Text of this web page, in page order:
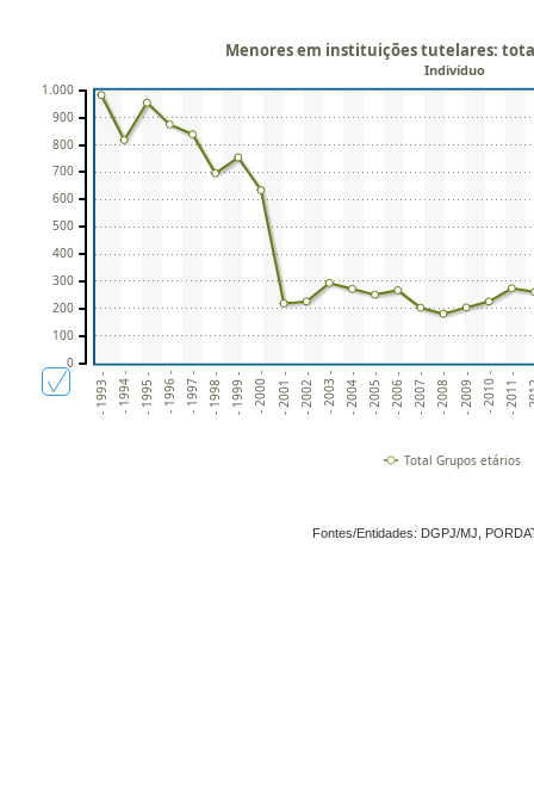
- 1993 - - 1994 - - 1995 - - 1996 - - 1997 - - 1998 - - 1999 - - 2000 - - 2001 - - 2002 - - 2003 - - 2004 - - 2005 - - 2006 - - 2007 - - 2008 - - 2009 - - 2010 - - 2011 - -
Menores em instituições tutelares:
Indivíduo
0
100
200
300
400
500
600
700
800
900
1.000
Total Grupos etários
Fontes/Entidades: DGPJ/MJ,